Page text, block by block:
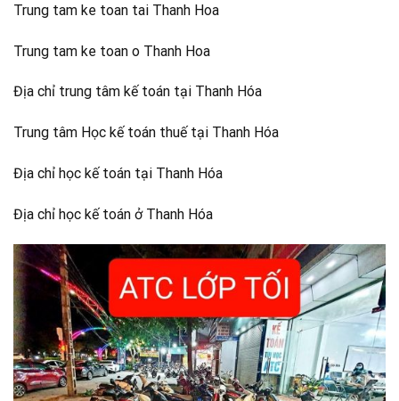
Trung tam ke toan tai Thanh Hoa
Trung tam ke toan o Thanh Hoa
Địa chỉ trung tâm kế toán tại Thanh Hóa
Trung tâm Học kế toán thuế tại Thanh Hóa
Địa chỉ học kế toán tại Thanh Hóa
Địa chỉ học kế toán ở Thanh Hóa